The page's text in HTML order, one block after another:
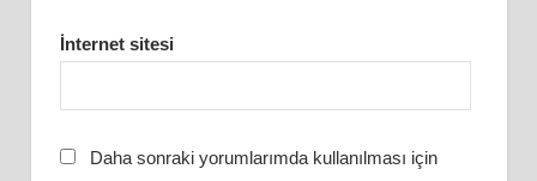
İnternet sitesi
Daha sonraki yorumlarımda kullanılması için